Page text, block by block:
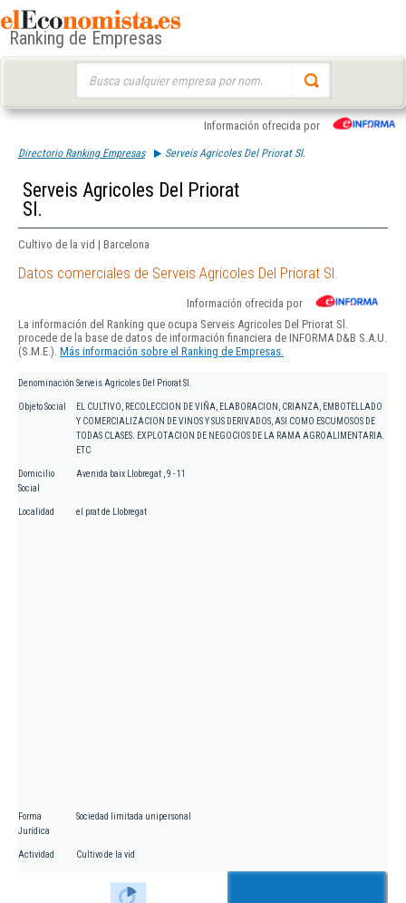
Ranking de Empresas
Información ofrecida por
Directorio Ranking Empresas Serveis Agricoles Del Priorat Sl.
Serveis Agricoles Del Priorat
Sl.
Cultivo de la vid | Barcelona
Datos comerciales de Serveis Agricoles Del Priorat Sl.
Información ofrecida por
La información del Ranking que ocupa Serveis Agricoles Del Priorat Sl.
procede de la base de datos de información financiera de INFORMA D&B S.A.U.
(S.M.E.). Más información sobre el Ranking de Empresas.
Denominación Serveis Agricoles Del Priorat Sl.
Objeto Social
EL CULTIVO, RECOLECCION DE VIÑA, ELABORACION, CRIANZA, EMBOTELLADO
Y COMERCIALIZACION DE VINOS Y SUS DERIVADOS, ASI COMO ESCUMOSOS DE
TODAS CLASES. EXPLOTACION DE NEGOCIOS DE LA RAMA AGROALIMENTARIA.
ETC
Domicilio
Social
Avenida baix Llobregat , 9 - 11
Localidad el prat de Llobregat
Forma
Jurídica
Sociedad limitada unipersonal
Actividad Cultivo de la vid